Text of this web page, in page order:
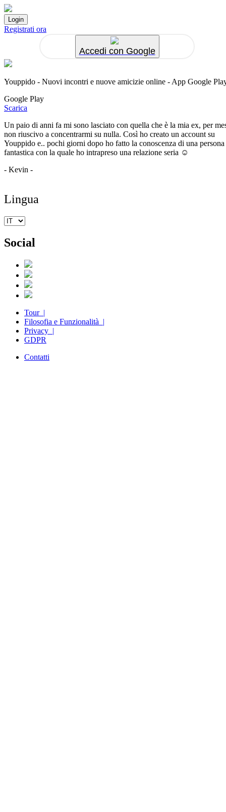
Registrati ora
Accedi con Google
Youppido - Nuovi incontri e nuove amicizie online - App Google
Google Play
Scarica
Un paio di anni fa mi sono lasciato con quella che è la mia ex, per
non riuscivo a concentrarmi su nulla. Così ho creato un account su
Youppido e.. pochi giorni dopo ho fatto la conoscenza di una persona
fantastica con la quale ho intrapreso una relazione seria ☺️
- Kevin -
Lingua
Social
Tour |
Filosofia e Funzionalità |
Privacy |
GDPR
Contatti